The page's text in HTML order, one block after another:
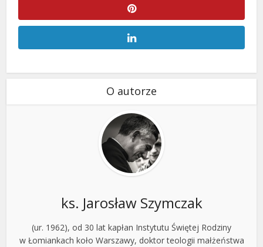
O autorze
ks. Jarosław Szymczak
(ur. 1962), od 30 lat kapłan Instytutu Świętej Rodziny
w Łomiankach koło Warszawy, doktor teologii małżeństwa